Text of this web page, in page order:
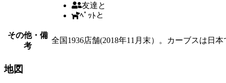
友達と
ﾍﾟｯﾄと
その他・備
考
全国1936店舗(2018年11月末）。カーブスは日
地図